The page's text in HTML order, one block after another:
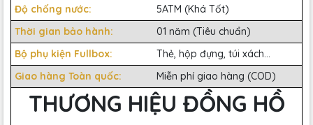
Độ chống nước:
5ATM (Khá Tốt)
Thời gian bảo hành:
01 năm (Tiêu chuẩn)
Bộ phụ kiện Fullbox:
Thẻ, hộp đựng, túi xách...
Giao hàng Toàn quốc:
Miễn phí giao hàng (COD)
THƯƠNG HIỆU ĐỒNG HỒ